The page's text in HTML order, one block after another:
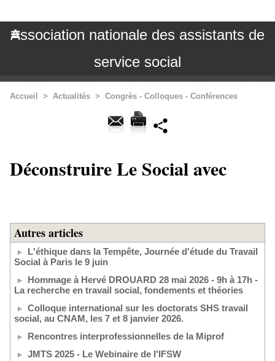
Association nationale des assistants de
service social
Accueil > Actualités > Congrès - Colloques - Conférences
Déconstruire Le Social avec
Autres articles
L'éthique dans la Tempête, Journée d'étude du Travail
Social à Paris le 9 juin
Hommage à Hervé DROUARD 28 mai 2026 - 9h à 17h -
La recherche en travail social, fondements et théories
Colloque international sur les doctorats SHS travail
social, au CNAM, les 7 et 8 janvier 2026.
Rencontres interprofessionnelles de la Miprof
JMTS 2025 - Le Webinaire de l'IFSW